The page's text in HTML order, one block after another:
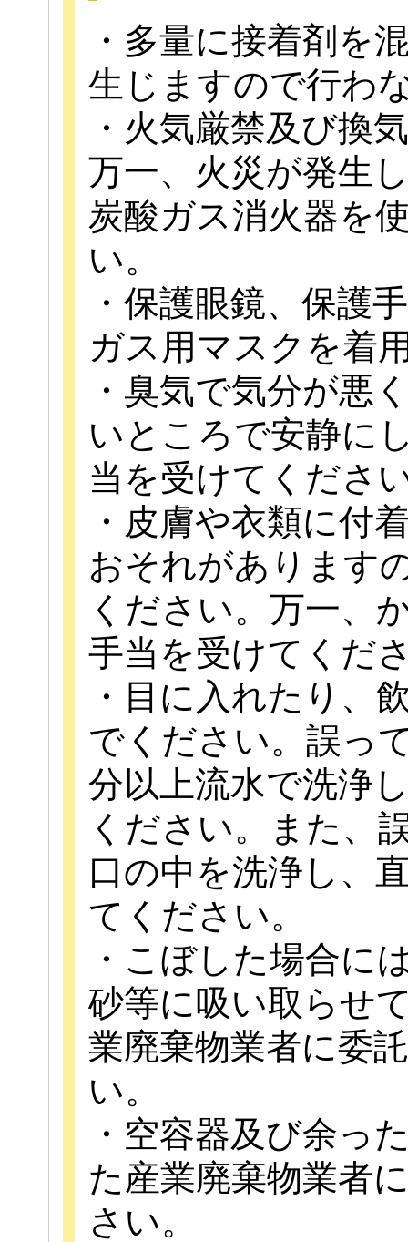
・多量に接着剤を
生じますので行わ
・火気厳禁及び換
万一、火災が発生
炭酸ガス消火器を
い。
・保護眼鏡、保護
ガス用マスクを着
・臭気で気分が悪
いところで安静に
当を受けてくださ
・皮膚や衣類に付
おそれがあります
ください。万一、
手当を受けてくだ
・目に入れたり、
でください。誤っ
分以上流水で洗浄
ください。また、
口の中を洗浄し、
てください。
・こぼした場合に
砂等に吸い取らせ
業廃棄物業者に委
い。
・空容器及び余っ
た産業廃棄物業者
さい。